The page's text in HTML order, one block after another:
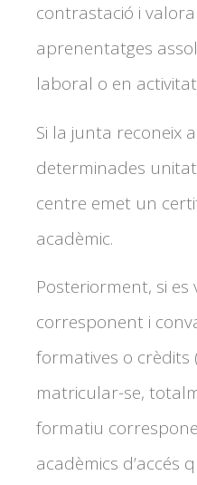
contrastació i
aprenentatges
laboral o en
Si la junta reconeix
determinades
centre emet un
acadèmic.
Posteriorment, si
corresponent i
formatives o crèdits
matricular-se,
formatiu
acadèmics d’accés